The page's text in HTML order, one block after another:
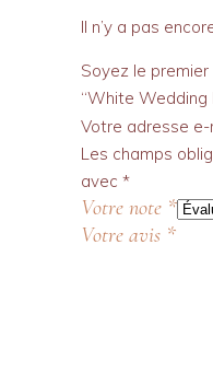
Il n’y a pas
Soyez le
“White Wedding
Votre adresse e-
Les champs
avec *
Votre note *
Votre avis *